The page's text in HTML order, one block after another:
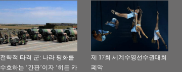
전략적 타격 군: 나라 평화를
수호하는 ‘간판’이자 ‘히든 카
제 17회 세계수영선수권대회
폐막